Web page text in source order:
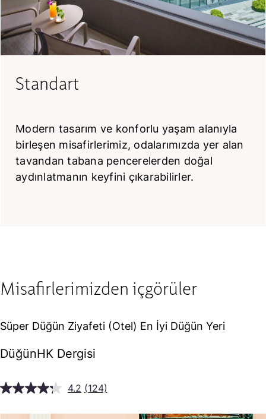
Standart
Modern tasarım ve konforlu yaşam alanıyla
birleşen misafirlerimiz, odalarımızda yer alan
tavandan tabana pencerelerden doğal
aydınlatmanın keyfini çıkarabilirler.
Misafirlerimizden içgörüler
Süper Düğün Ziyafeti (Otel) En İyi Düğün Yeri
DüğünHK Dergisi
4.2 124
Oku.
(124)